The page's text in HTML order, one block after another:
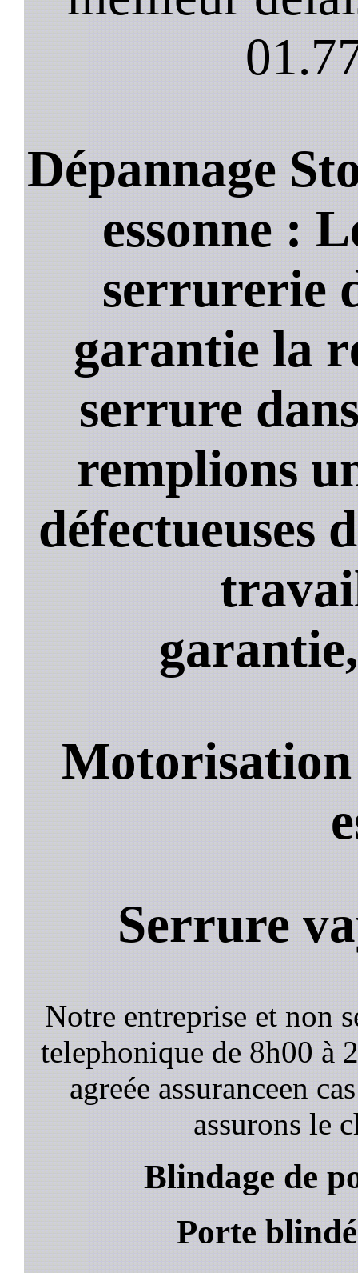
Dépannage
essonne :
serrurerie
garantie la
serrure
remplions
défectueuses
garantie,
Serrure
Notre entreprise et non
telephonique de 8h00 à
agreée assuranceen
assurons le
Blindage de
Porte